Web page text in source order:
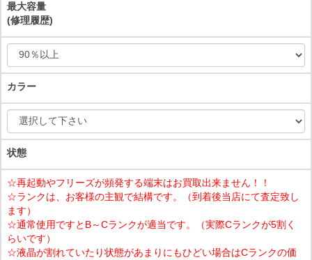
最大容量
(修理履歴)
カラー
状態
☆再起動やフリーズが頻発する端末はお買取出来ません！！
☆ランクは、お客様の主観で結構です。（到着後当店にて査定致し
ます）
☆通常使用ですとB～Cランクが適当です。（実際Cランクが5割く
らいです）
☆液晶が割れていたり状態があまりにもひどい場合はCランクの価